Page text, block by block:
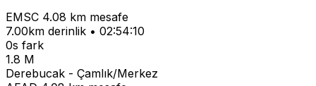
EMSC 4.08 km mesafe
7.00km derinlik • 02:54:10
0s fark
1.8 M
Derebucak - Çamlık/Merkez